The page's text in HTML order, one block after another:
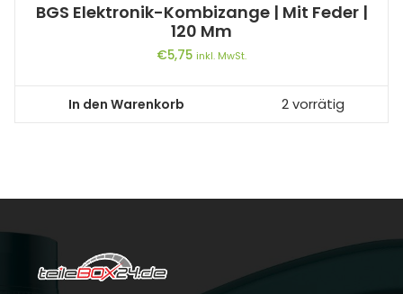
BGS Elektronik-Kombizange | Mit Feder |
120 Mm
€5,75 inkl. MwSt.
In den Warenkorb 2 vorrätig